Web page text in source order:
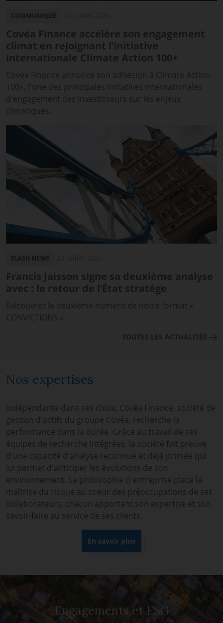
Covéa Finance accélère son engagement
climat en rejoignant l’initiative
internationale Climate Action 100+
Covéa Finance annonce son adhésion à Climate Action
100+, l'une des principales initiatives internationales
d'engagement des investisseurs sur les enjeux
climatiques.
Francis Jaisson signe sa deuxième analyse
avec : le retour de l’État stratège
Découvrez le deuxième numéro de notre format «
CONVICTIONS ».
TOUTES LES ACTUALITÉS
Nos expertises
Indépendante dans ses choix, Covéa Finance, société de
gestion d'actifs du groupe Covéa, recherche la
performance dans la durée. Grâce au travail de ses
équipes de recherche intégrées, la société fait preuve
d'une capacité d'analyse reconnue et déjà primée qui
lui permet d'anticiper les évolutions de son
environnement. Sa philosophie d'entreprise place la
maîtrise du risque au coeur des préoccupations de ses
collaborateurs, chacun apportant son expertise et son
savoir-faire au service de ses clients.
En savoir plus
Engagements et ESG